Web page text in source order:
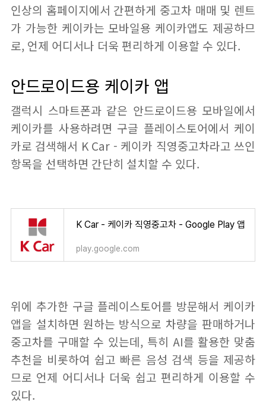
인상의 홈페이지에서 간편하게 중고차 매매 및 렌트
가 가능한 케이카는 모바일용 케이카앱도 제공하므
로, 언제 어디서나 더욱 편리하게 이용할 수 있다.
안드로이드용 케이카 앱
갤럭시 스마트폰과 같은 안드로이드용 모바일에서
케이카를 사용하려면 구글 플레이스토어에서 케이
카로 검색해서 K Car - 케이카 직영중고차라고 쓰인
항목을 선택하면 간단히 설치할 수 있다.
K Car - 케이카 직영중고차 - Google Play 앱
play.google.com
위에 추가한 구글 플레이스토어를 방문해서 케이카
앱을 설치하면 원하는 방식으로 차량을 판매하거나
중고차를 구매할 수 있는데, 특히 AI를 활용한 맞춤
추천을 비롯하여 쉽고 빠른 음성 검색 등을 제공하
므로 언제 어디서나 더욱 쉽고 편리하게 이용할 수
있다.